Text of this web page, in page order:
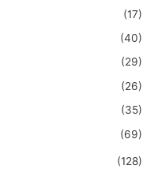
(17)
(40)
(29)
(26)
(35)
(69)
(128)